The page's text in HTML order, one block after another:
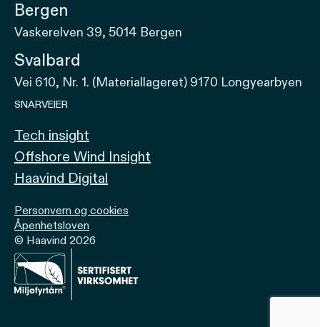
Bergen
Vaskerelven 39, 5014 Bergen
Svalbard
Vei 610, Nr. 1. (Materiallageret) 9170 Longyearbyen
SNARVEIER
Tech insight
Offshore Wind Insight
Haavind Digital
Personvern og cookies
Åpenhetsloven
© Haavind 2026